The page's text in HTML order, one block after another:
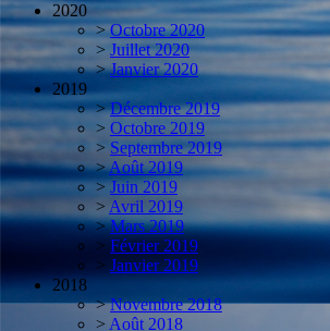
2020
> Octobre 2020
> Juillet 2020
> Janvier 2020
2019
> Décembre 2019
> Octobre 2019
> Septembre 2019
>Août 2019
> Juin 2019
> Avril 2019
> Mars 2019
> Février 2019
> Janvier 2019
2018
> Novembre 2018
> Août 2018